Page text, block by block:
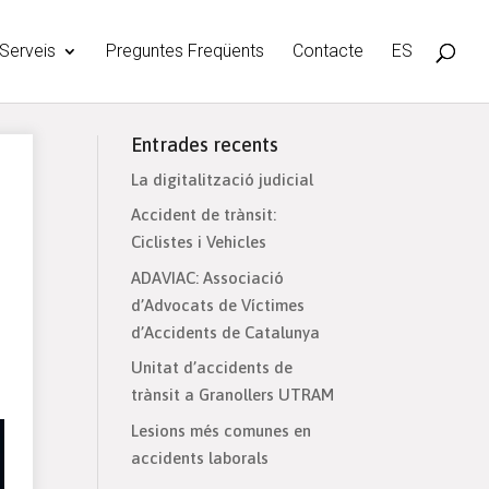
Serveis Preguntes Freqüents Contacte ES
Entrades recents
La digitalització judicial
Accident de trànsit:
Ciclistes i Vehicles
ADAVIAC: Associació
d’Advocats de Víctimes
d’Accidents de Catalunya
Unitat d’accidents de
trànsit a Granollers UTRAM
Lesions més comunes en
accidents laborals